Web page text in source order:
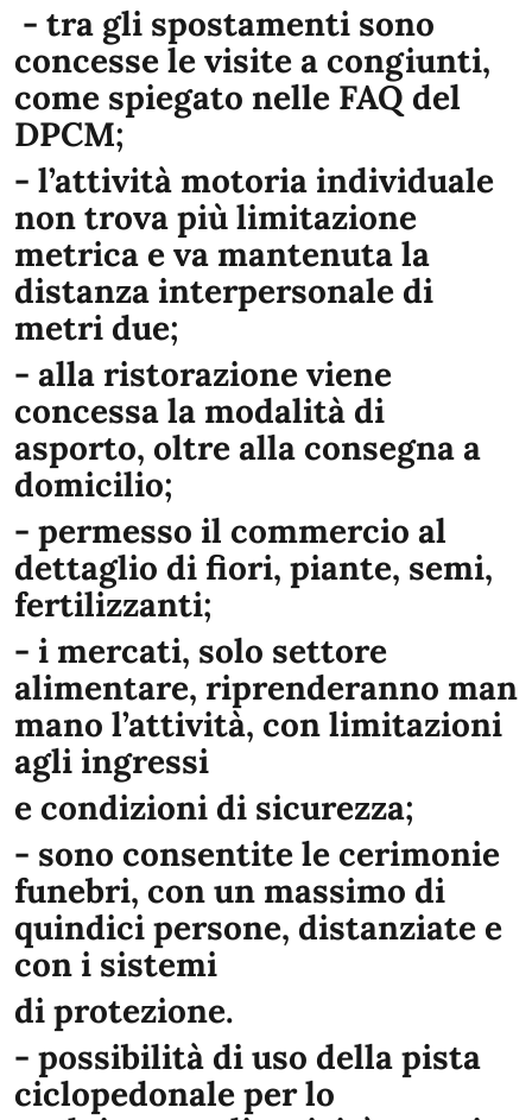
- tra gli spostamenti sono
concesse le visite a congiunti,
come spiegato nelle FAQ del
DPCM;
- l’attività motoria individuale
non trova più limitazione
metrica e va mantenuta la
distanza interpersonale di
metri due;
- alla ristorazione viene
concessa la modalità di
asporto, oltre alla consegna a
domicilio;
- permesso il commercio al
dettaglio di fiori, piante, semi,
fertilizzanti;
- i mercati, solo settore
alimentare, riprenderanno man
mano l’attività, con limitazioni
agli ingressi
e condizioni di sicurezza;
- sono consentite le cerimonie
funebri, con un massimo di
quindici persone, distanziate e
con i sistemi
di protezione.
- possibilità di uso della pista
ciclopedonale per lo